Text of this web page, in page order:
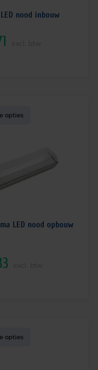
nood inbouw
opties
LED nood opbouw
opties